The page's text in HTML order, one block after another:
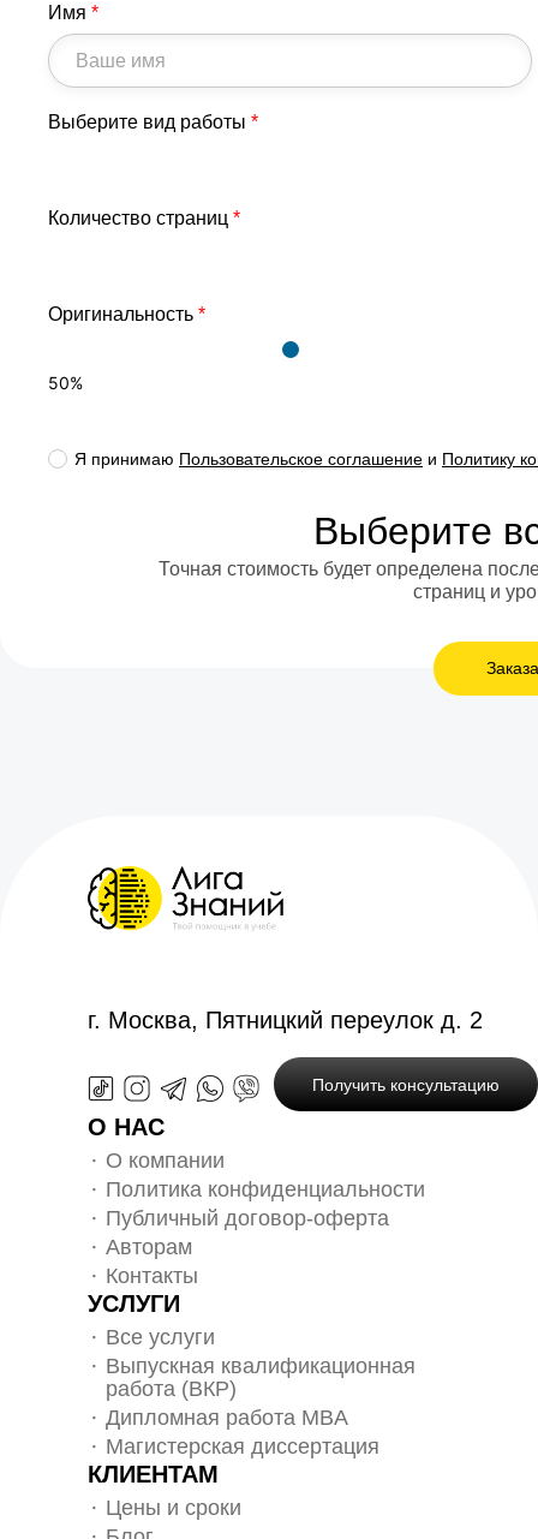
Имя *
Выберите вид работы *
Количество страниц *
Оригинальность *
50%
Я принимаю Пользовательское соглашение и Политику
Выберите
Точная стоимость будет определена
страниц и
г. Москва, Пятницкий переулок д. 2
Получить консультацию
О НАС
О компании
Политика конфиденциальности
Публичный договор-оферта
Авторам
Контакты
УСЛУГИ
Все услуги
Выпускная квалификационная
работа (ВКР)
Дипломная работа MBA
Магистерская диссертация
КЛИЕНТАМ
Цены и сроки